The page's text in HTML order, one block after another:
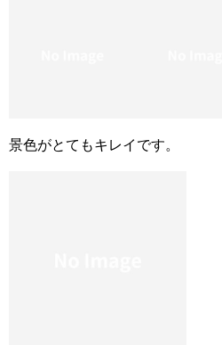
景色がとてもキレイです。